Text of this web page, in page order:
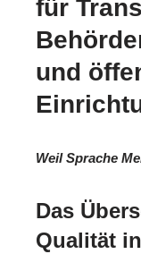
für
und
Weil Sprache
Das
Qualität